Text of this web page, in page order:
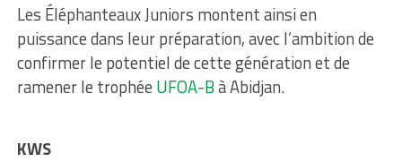
Les Éléphanteaux Juniors montent ainsi en
puissance dans leur préparation, avec l’ambition de
confirmer le potentiel de cette génération et de
ramener le trophée UFOA-Bà Abidjan.
KWS